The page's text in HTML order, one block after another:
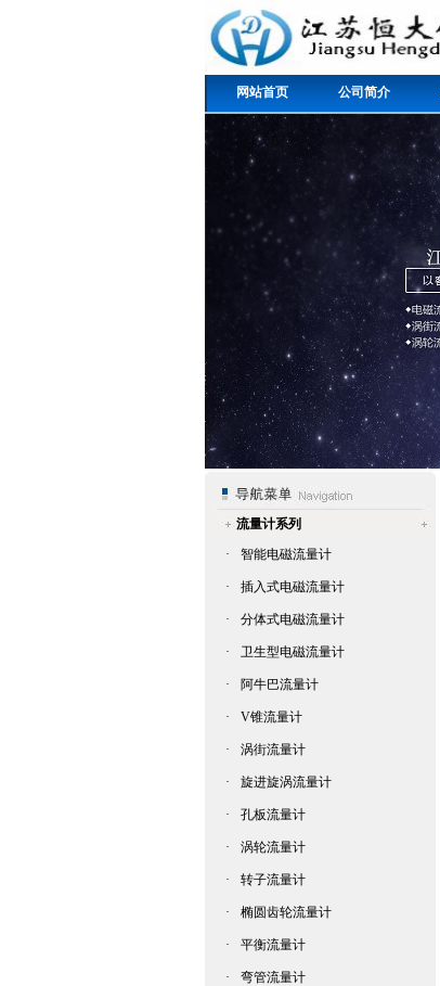
网站首页 公司简介
流量计系列
·
智能电磁流量计
· 插入式电磁流量计
· 分体式电磁流量计
· 卫生型电磁流量计
· 阿牛巴流量计
· V锥流量计
· 涡街流量计
· 旋进旋涡流量计
· 孔板流量计
· 涡轮流量计
· 转子流量计
· 椭圆齿轮流量计
· 平衡流量计
· 弯管流量计